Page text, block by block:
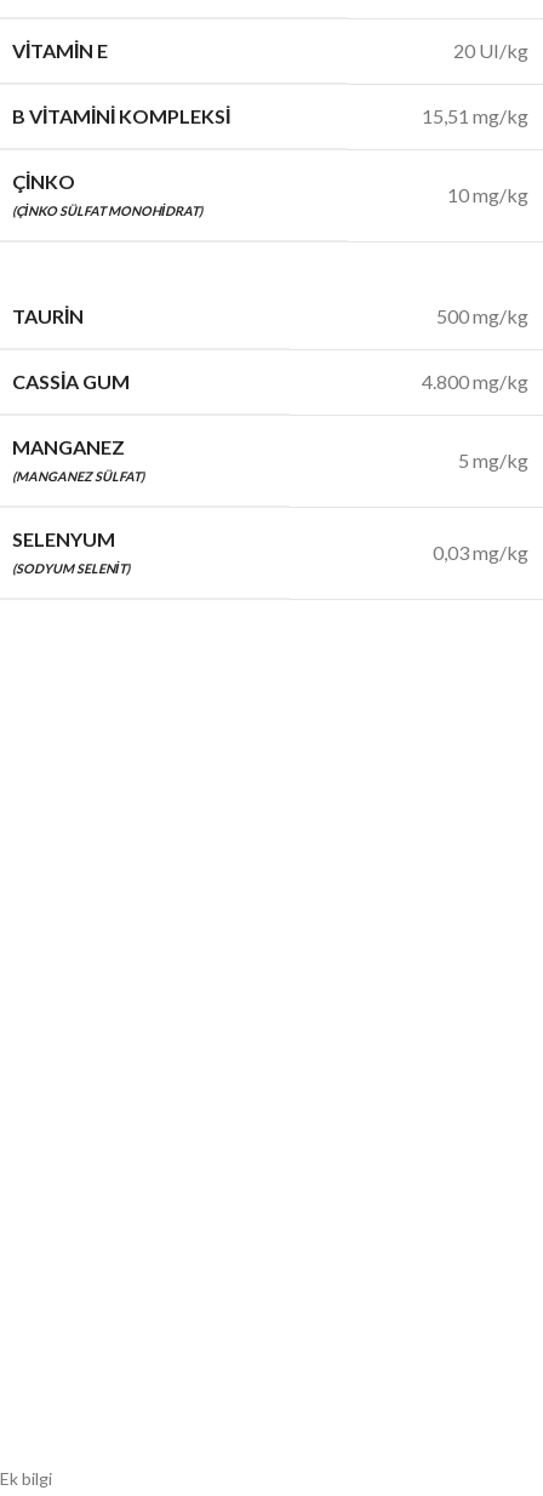
VITAMIN E 20 UI/kg
B VITAMINI KOMPLEKSI 15,51 mg/kg
ÇINKO
(ÇINKO SÜLFAT MONOHIDRAT)
10 mg/kg
TAURIN 500 mg/kg
CASSIA GUM 4.800 mg/kg
MANGANEZ
(MANGANEZ SÜLFAT)
5 mg/kg
SELENYUM
(SODYUM SELENIT)
0,03 mg/kg
Ek bilgi